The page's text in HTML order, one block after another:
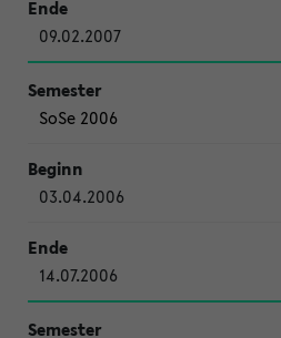
09.02.2007
SoSe 2006
03.04.2006
14.07.2006